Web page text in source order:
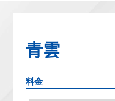
青雲
料金